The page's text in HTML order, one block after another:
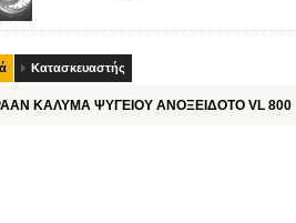
Κατασκευαστής
ΚΑΛΥΜΑ ΨΥΓΕΙΟΥ ΑΝΟΞΕΙΔΟΤΟ VL 800